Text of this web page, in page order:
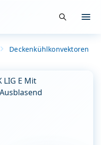
Suche
Deckenkühlkonvektoren